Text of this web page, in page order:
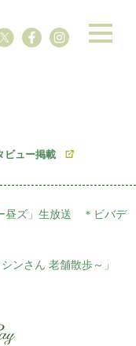
ビュー掲載
昼ズ」生放送 ＊ビバデ
ンさん 老舗散歩～」